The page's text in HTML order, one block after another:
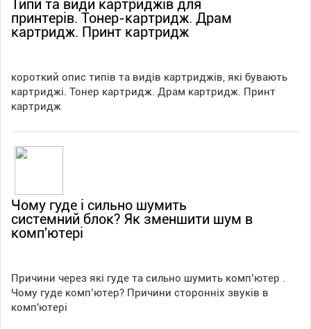
Типи та види картриджів для
принтерів. Тонер-картридж. Драм
картридж. Принт картридж
короткий опис типів та видів картриджів, які бувають
картриджі. Тонер картридж. Драм картридж. Принт
картридж
Чому гуде і сильно шумить
системний блок? Як зменшити шум в
комп'ютері
Причини через які гуде та сильно шумить комп’ютер .
Чому гуде комп’ютер? Причини сторонніх звуків в
комп'ютері